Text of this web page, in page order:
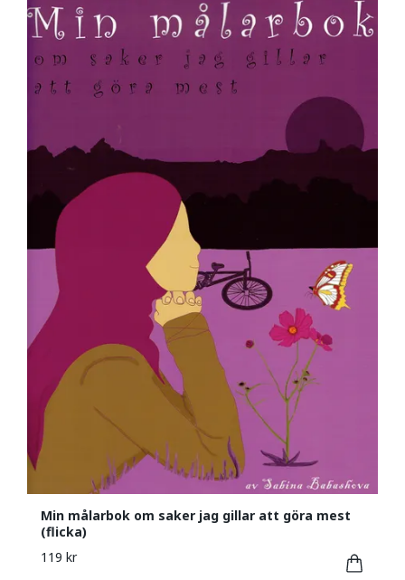
Min målarbok om saker jag gillar att göra mest
(flicka)
119 kr